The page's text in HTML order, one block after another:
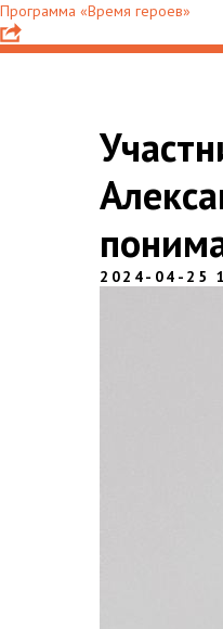
Программа «Время героев»
2024-04-25